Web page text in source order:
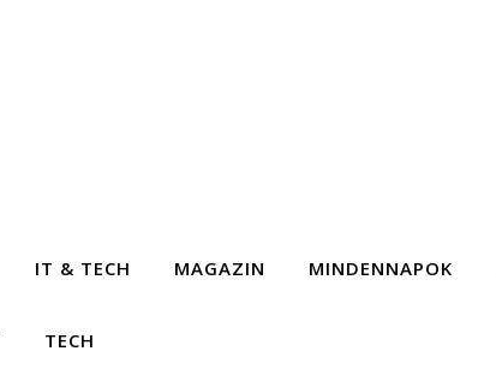
IT & TECH MAGAZIN MINDENNAPOK
TECH